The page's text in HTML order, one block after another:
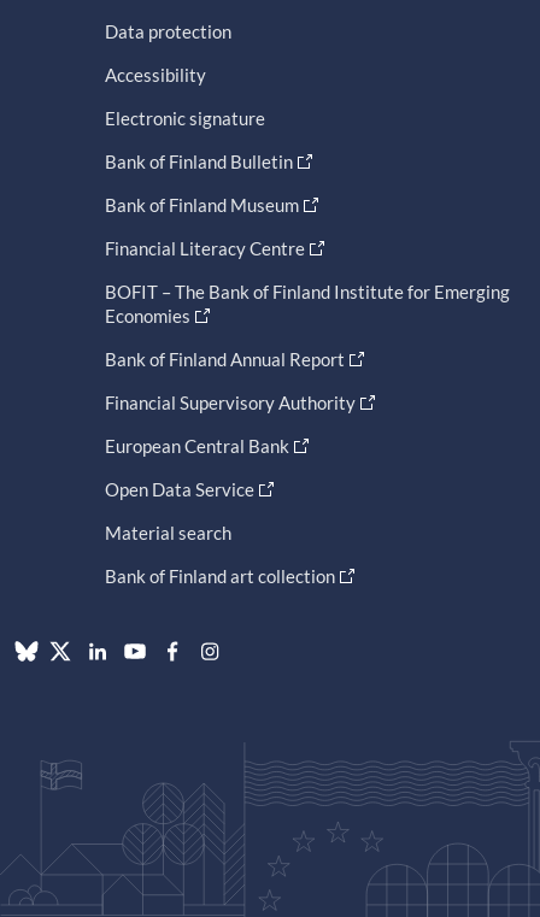
Data protection
Accessibility
Electronic signature
Bank of Finland Bulletin
Bank of Finland Museum
Financial Literacy Centre
BOFIT – The Bank of Finland Institute for Emerging
Economies
Bank of Finland Annual Report
Financial Supervisory Authority
European Central Bank
Open Data Service
Material search
Bank of Finland art collection